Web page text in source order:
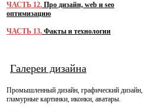
ЧАСТЬ 12. Про дизайн, web и seo
оптимизацию
ЧАСТЬ 13. Факты и технологии
Галереи дизайна
Промышленный дизайн, графический дизайн,
гламурные картинки, иконки, аватары.